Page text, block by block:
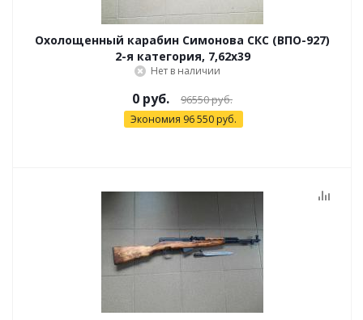
Охолощенный карабин Симонова СКС (ВПО-927)
2-я категория, 7,62x39
Нет в наличии
0 руб. 96550 руб.
Экономия 96 550 руб.